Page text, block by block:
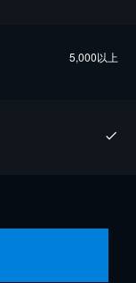
5,000以上